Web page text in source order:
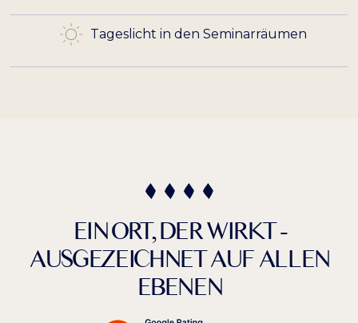
Tageslicht in den Seminarräumen
EIN ORT, DER WIRKT -
AUSGEZEICHNET AUF ALLEN
EBENEN